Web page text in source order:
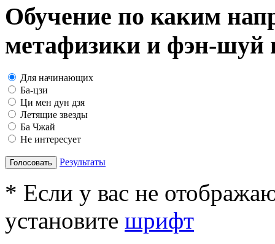
Обучение по каким
метафизики и фэн-шуй
Для начинающих
Ба-цзи
Ци мен дун дзя
Летящие звезды
Ба Чжай
Не интересует
Голосовать Результаты
* Если у вас не
установите шрифт